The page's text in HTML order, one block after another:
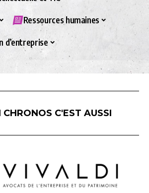
Ressources humaines
d’entreprise
C'EST AUSSI